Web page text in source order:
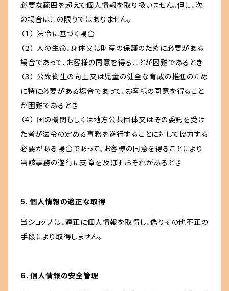
必要な範囲を超えて個人情報を取り扱いません。但し、次
の場合はこの限りではありません。
（１） 法令に基づく場合
（２） 人の生命、身体又は財産の保護のために必要がある
場合であって、お客様の同意を得ることが困難であるとき
（３） 公衆衛生の向上又は児童の健全な育成の推進のため
に特に必要がある場合であって、お客様の同意を得ること
が困難であるとき
（４） 国の機関もしくは地方公共団体又はその委託を受け
た者が法令の定める事務を遂行することに対して協力する
必要がある場合であって、お客様の同意を得ることにより
当該事務の遂行に支障を及ぼすおそれがあるとき
5. 個人情報の適正な取得
当ショップは、適正に個人情報を取得し、偽りその他不正の
手段により取得しません。
6. 個人情報の安全管理